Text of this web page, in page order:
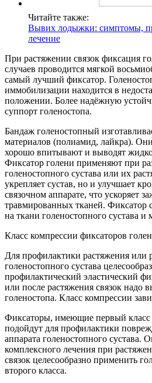
Читайте также:
Вывих лодыжки: симптомы,
лечение
При растяжении связок фиксация
случаев проводится мягкой
самый лучший фиксатор.
иммобилизации находится в
положении. Более надёжную
суппорт голеностопа.
Бандаж голеностопный
материалов (полиамид, лайкра).
хорошо впитывают и выводят
Фиксатор голени применяют при
голеностопного сустава или их
укрепляет сустав, но и улучшает
связочном аппарате, что ускоряет
травмированных тканей. Фиксатор
на ткани голеностопного сустава и
Класс компрессии фиксаторов
Для профилактики растяжения или
голеностопного сустава
профилактический эластический
или после растяжения связок надо
голеностопа. Класс компрессии
Фиксаторы, имеющие первый класс
подойдут для профилактики
аппарата голеностопного сустава.
комплексного лечения при
связок целесообразно применить
второго класса.